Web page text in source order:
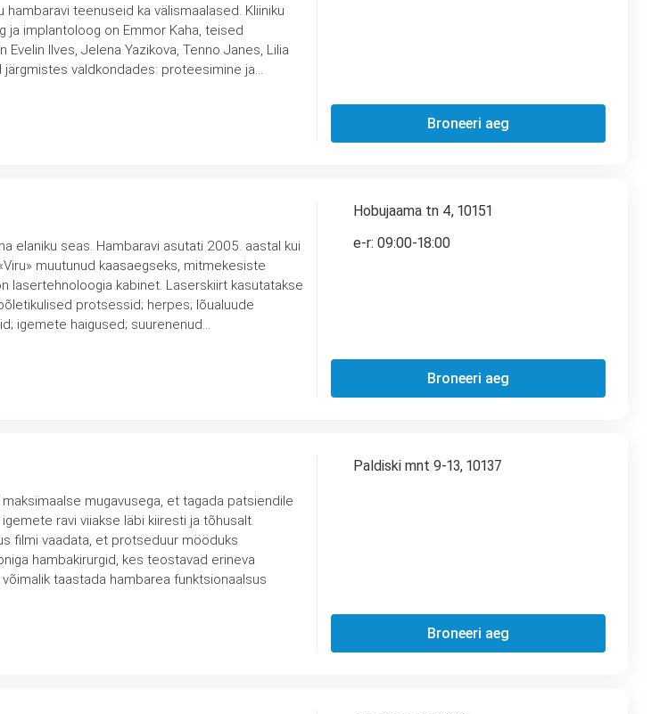
teenuseid ka välismaalased. Kliiniku
ja implantoloog on Emmor Kaha, teised
Ilves, Jelena Yazikova, Tenno Janes, Lilia
Paskevich, Mari-Li Vugand. Kliinik pakub teenuseid järgmistes valdkondades: proteesimine ja…
Broneeri aeg
elaniku seas. Hambaravi asutati 2005. aastal kui
muutunud kaasaegseks, mitmekesiste
haigused; huulte ja suukoopa limaskesta haavandid; igemete haigused; suurenenud…
Hobujaama tn 4, 10151
e-r: 09:00-18:00
Broneeri aeg
mugavusega, et tagada patsiendile
ravi viiakse läbi kiiresti ja tõhusalt.
filmi vaadata, et protseduur mööduks
taastada hambarea funktsionaalsus
Paldiski mnt 9-13, 10137
Broneeri aeg